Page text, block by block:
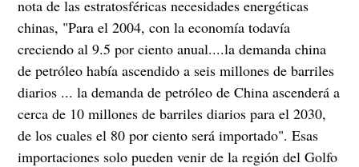
nota de las estratosféricas necesidades energéticas
chinas, "Para el 2004, con la economía todavía
creciendo al 9.5 por ciento anual....la demanda china
de petróleo había ascendido a seis millones de barriles
diarios ... la demanda de petróleo de China ascenderá a
cerca de 10 millones de barriles diarios para el 2030,
de los cuales el 80 por ciento será importado". Esas
importaciones solo pueden venir de la región del Golfo